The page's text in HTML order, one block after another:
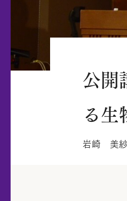
公開
る
岩崎 美紗